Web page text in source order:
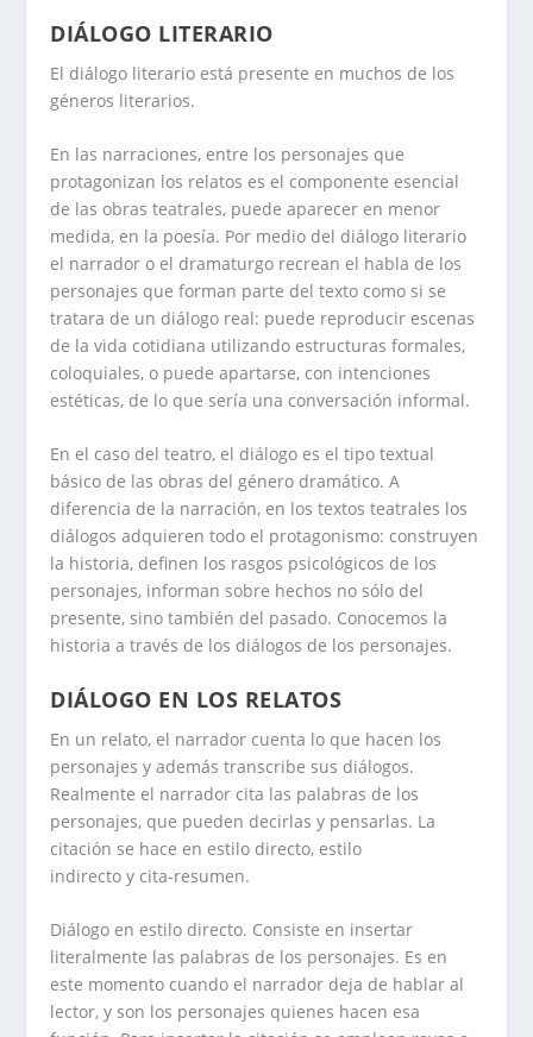
DIÁLOGO LITERARIO
El diálogo literario está presente en muchos de los
géneros literarios.
En las narraciones, entre los personajes que
protagonizan los relatos es el componente esencial
de las obras teatrales, puede aparecer en menor
medida, en la poesía. Por medio del diálogo literario
el narrador o el dramaturgo recrean el habla de los
personajes que forman parte del texto como si se
tratara de un diálogo real: puede reproducir escenas
de la vida cotidiana utilizando estructuras formales,
coloquiales, o puede apartarse, con intenciones
estéticas, de lo que sería una conversación informal.
En el caso del teatro, el diálogo es el tipo textual
básico de las obras del género dramático. A
diferencia de la narración, en los textos teatrales los
diálogos adquieren todo el protagonismo: construyen
la historia, definen los rasgos psicológicos de los
personajes, informan sobre hechos no sólo del
presente, sino también del pasado. Conocemos la
historia a través de los diálogos de los personajes.
DIÁLOGO EN LOS RELATOS
En un relato, el narrador cuenta lo que hacen los
personajes y además transcribe sus diálogos.
Realmente el narrador cita las palabras de los
personajes, que pueden decirlas y pensarlas. La
citación se hace en estilo directo, estilo
indirecto y cita-resumen.
Diálogo en estilo directo. Consiste en insertar
literalmente las palabras de los personajes. Es en
este momento cuando el narrador deja de hablar al
lector, y son los personajes quienes hacen esa